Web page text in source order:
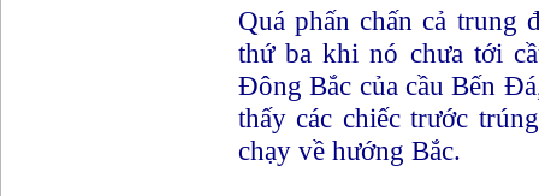
Quá phấn chấn cả trung
thứ ba khi nó chưa tới
Đông Bắc của cầu Bến
thấy các chiếc trước
chạy về hướng Bắc.